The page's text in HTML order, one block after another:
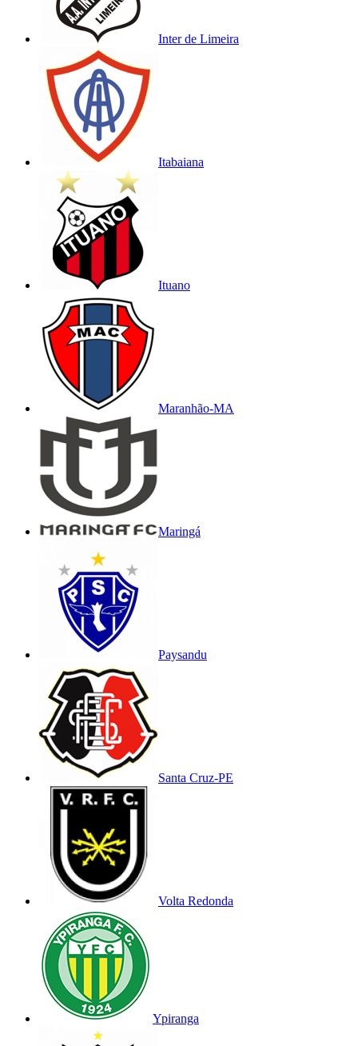
Inter de Limeira
Itabaiana
Ituano
Maranhão-MA
Maringá
Paysandu
Santa Cruz-PE
Volta Redonda
Ypiranga